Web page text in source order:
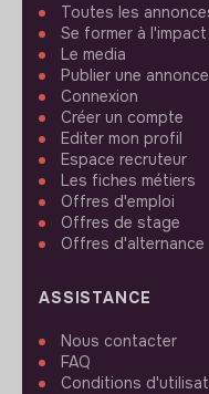
Toutes les
Se former à l'impact
Le media
Publier une annonce
Connexion
Créer un compte
Editer mon profil
Espace recruteur
Les fiches métiers
Offres d'emploi
Offres de stage
Offres d'alternance
ASSISTANCE
Nous contacter
FAQ
Conditions